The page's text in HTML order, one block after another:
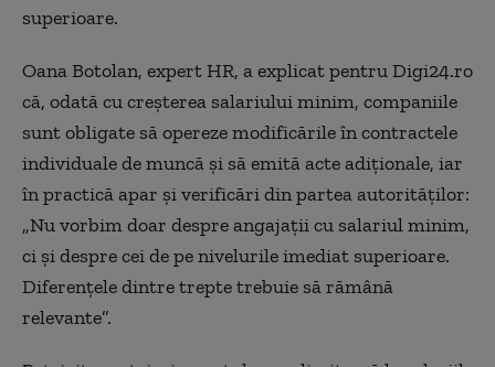
superioare.
Oana Botolan, expert HR, a explicat pentru Digi24.ro
că, odată cu creșterea salariului minim, companiile
sunt obligate să opereze modificările în contractele
individuale de muncă și să emită acte adiționale, iar
în practică apar și verificări din partea autorităților:
„Nu vorbim doar despre angajații cu salariul minim,
ci și despre cei de pe nivelurile imediat superioare.
Diferențele dintre trepte trebuie să rămână
relevante”.